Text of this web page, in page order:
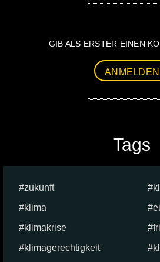
GIB ALS ERSTER EINEN
ANMELDEN
Tags
zukunft
klima
klimakrise
klimagerechtigkeit